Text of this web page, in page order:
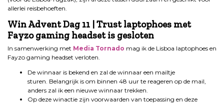
allerlei reisbehoeften.
Win Advent Dag 11 | Trust laptophoes met
Fayzo gaming headset is gesloten
In samenwerking met Media Tornado mag ik de Lisboa laptophoes en
Fayzo gaming headset verloten.
De winnaar is bekend en zal de winnaar een mailtje
sturen. Belangrijk is om binnen 48 uur te reageren op de mail,
anders zal ik een nieuwe winnaar trekken.
Op deze winactie zijn voorwaarden van toepassing en deze